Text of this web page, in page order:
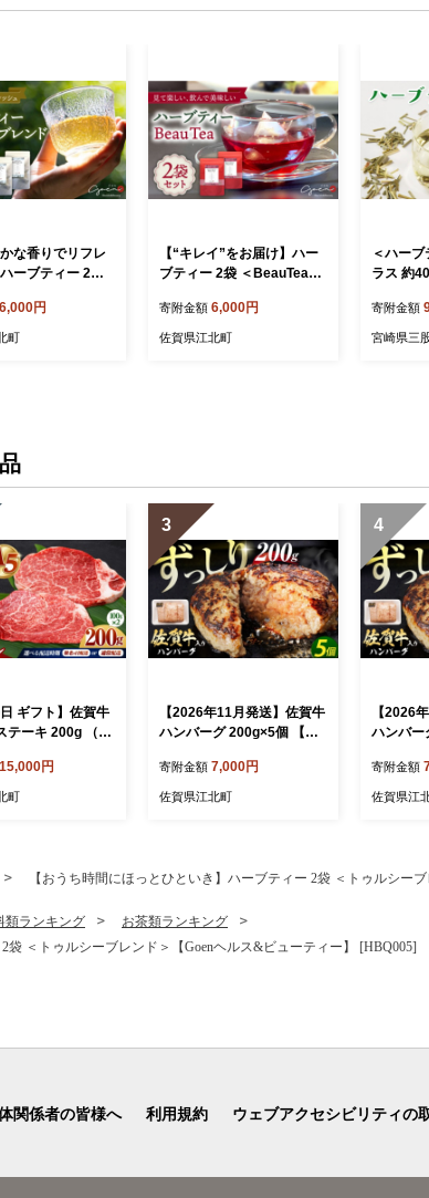
かな香りでリフレ
ーブティー 2袋
ビューティー】
6,000円
町
【“キレイ”をお届け】ハー
ブティー 2袋 ＜BeauTea＞
ー】 [HBQ003]
寄附金額 6,000円
佐賀県江北町
＜ハー
ラス 約
っとひと
リンク リ
寄附金額
宮崎県三
日 ギフト】佐賀牛
テーキ 200g （10
15,000円
町
3
【2026年11月発送】佐賀牛
ハンバーグ 200g×5個 【肉
寄附金額 7,000円
佐賀県江北町
4
【2026
ハンバー
寄附金額
佐賀県江
【おうち時間にほっとひといき】ハーブティー 2袋 ＜トゥルシー
類ランキング
お茶類ランキング
袋 ＜トゥルシーブレンド＞【Goenヘルス&ビューティー】 [HBQ005]
関係者の皆様へ 利用規約 ウェブアクセシビリティの